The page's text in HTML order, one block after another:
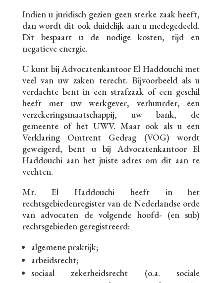
Indien u juridisch gezien geen sterke zaak heeft,
dan wordt dit ook duidelijk aan u medegedeeld.
Dit bespaart u de nodige kosten, tijd en
negatieve energie.
U kunt bij Advocatenkantoor El Haddouchi met
veel van uw zaken terecht. Bijvoorbeeld als u
verdachte bent in een strafzaak of een geschil
heeft met uw werkgever, verhuurder, een
verzekeringsmaatschappij, uw bank, de
gemeente of het UWV. Maar ook als u een
Verklaring Omtrent Gedrag (VOG) wordt
geweigerd, bent u bij Advocatenkantoor El
Haddouchi aan het juiste adres om dit aan te
vechten.
Mr. El Haddouchi heeft in het
rechtsgebiedenregister van de Nederlandse orde
van advocaten de volgende hoofd- (en sub)
rechtsgebieden geregistreerd:
algemene praktijk;
arbeidsrecht;
sociaal zekerheidsrecht (o.a. sociale